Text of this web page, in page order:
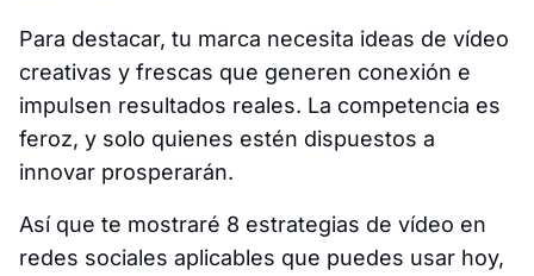
Para destacar, tu marca necesita ideas de vídeo
creativas y frescas que generen conexión e
impulsen resultados reales. La competencia es
feroz, y solo quienes estén dispuestos a
innovar prosperarán.
Así que te mostraré 8 estrategias de vídeo en
redes sociales aplicables que puedes usar hoy,